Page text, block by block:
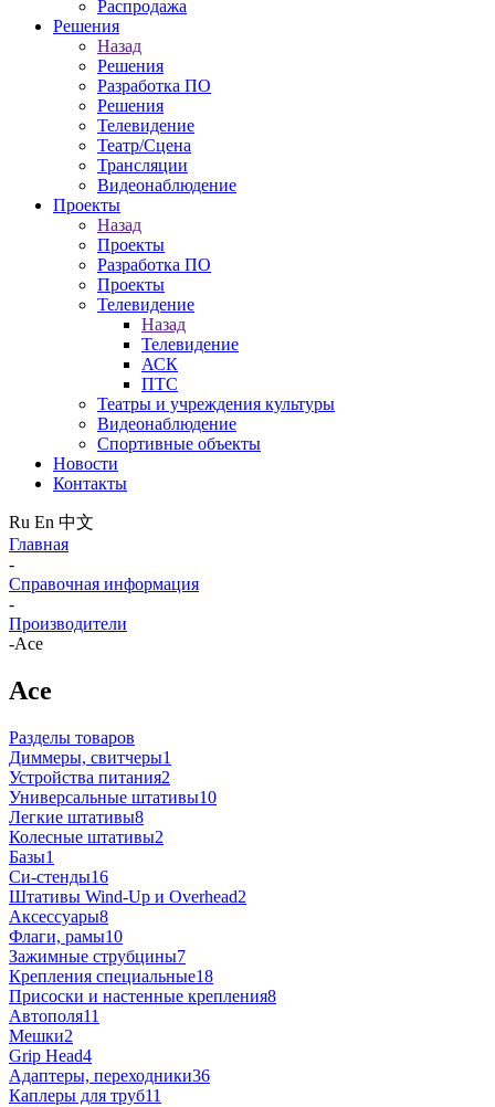
Распродажа
Решения
Назад
Решения
Разработка ПО
Решения
Телевидение
Театр/Сцена
Трансляции
Видеонаблюдение
Проекты
Назад
Проекты
Разработка ПО
Проекты
Телевидение
Назад
Телевидение
АСК
ПТС
Театры и учреждения культуры
Видеонаблюдение
Спортивные объекты
Новости
Контакты
Ru En 中文
Главная
-
Справочная информация
-
Производители
-Ace
Ace
Разделы товаров
Диммеры, свитчеры1
Устройства питания2
Универсальные штативы10
Легкие штативы8
Колесные штативы2
Базы1
Си-стенды16
Штативы Wind-Up и Overhead2
Аксессуары8
Флаги, рамы10
Зажимные струбцины7
Крепления специальные18
Присоски и настенные крепления8
Автополя11
Мешки2
Grip Head4
Адаптеры, переходники36
Каплеры для труб11